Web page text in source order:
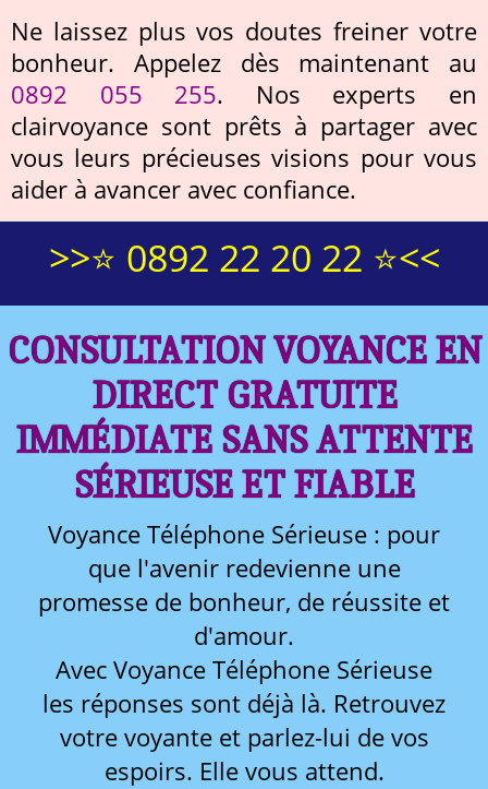
Ne laissez plus vos doutes freiner votre
bonheur. Appelez dès maintenant au
0892 055 255. Nos experts en
clairvoyance sont prêts à partager avec
vous leurs précieuses visions pour vous
aider à avancer avec confiance.
>>⭐ 0892 22 20 22 ⭐<<
CONSULTATION VOYANCE EN
DIRECT GRATUITE
IMMÉDIATE SANS ATTENTE
SÉRIEUSE ET FIABLE
Voyance Téléphone Sérieuse : pour
que l'avenir redevienne une
promesse de bonheur, de réussite et
d'amour.
Avec Voyance Téléphone Sérieuse
les réponses sont déjà là. Retrouvez
votre voyante et parlez-lui de vos
espoirs. Elle vous attend.